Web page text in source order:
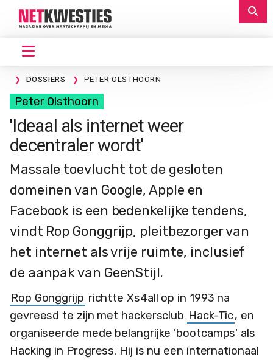
DOSSIERS PETER OLSTHOORN
Peter Olsthoorn
'Ideaal als internet weer
decentraler wordt'
Massale toevlucht tot de gesloten
domeinen van Google, Apple en
Facebook is een bedenkelijke tendens,
vindt Rop Gonggrijp, pleitbezorger van
het internet als vrije ruimte, inclusief
de aanpak van GeenStijl.
Rop Gonggrijp richtte Xs4all op in 1993 na
gevreesd te zijn met hackersclub Hack-Tic, en
organiseerde mede belangrijke 'bootcamps' als
Hacking in Progress. Hij is nu een internationaal